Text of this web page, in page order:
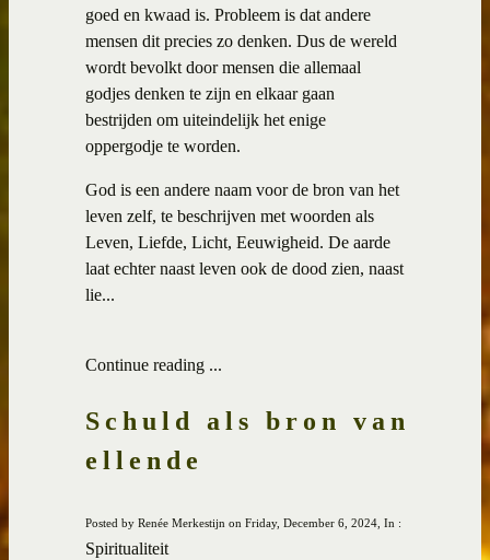
goed en kwaad is. Probleem is dat andere
mensen dit precies zo denken. Dus de wereld
wordt bevolkt door mensen die allemaal
godjes denken te zijn en elkaar gaan
bestrijden om uiteindelijk het enige
oppergodje te worden.
God is een andere naam voor de bron van het
leven zelf, te beschrijven met woorden als
Leven, Liefde, Licht, Eeuwigheid. De aarde
laat echter naast leven ook de dood zien, naast
lie...
Continue reading ...
Schuld als bron van
ellende
Posted by Renée Merkestijn on Friday, December 6, 2024, In :
Spiritualiteit